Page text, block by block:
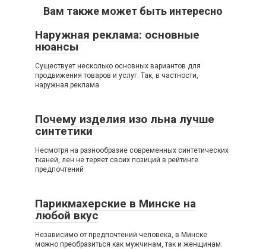
Вам также может быть интересно
Наружная реклама: основные
нюансы
Существует несколько основных вариантов для
продвижения товаров и услуг. Так, в частности,
наружная реклама
Почему изделия изо льна лучше
синтетики
Несмотря на разнообразие современных синтетических
тканей, лен не теряет своих позиций в рейтинге
предпочтений
Парикмахерские в Минске на
любой вкус
Независимо от предпочтений человека, в Минске
можно преобразиться как мужчинам, так и женщинам.